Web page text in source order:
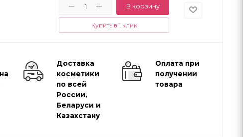
В корзину
Купить в 1 клик
Доставка
косметики
по всей
России,
Беларуси и
Казахстану
Оплата при
получении
товара